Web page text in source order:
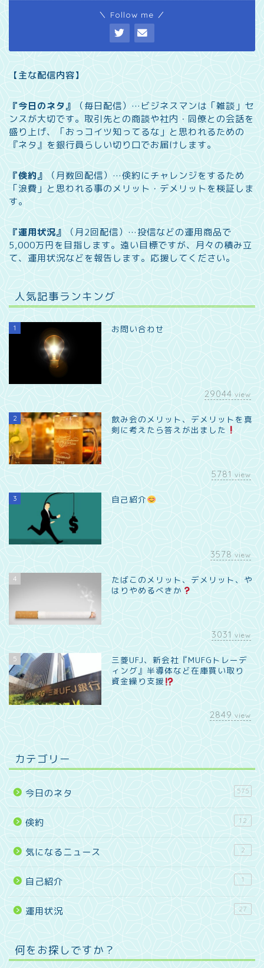
＼ Follow me ／
【主な配信内容】
『今日のネタ』 （毎日配信）… ビジネスマンは「雑談」セ
ンスが大切です。取引先との商談や社内・同僚との会話を
盛り上げ、「おっコイツ知ってるな」と思われるための
『ネタ』を銀行員らしい切り口でお届けします。
『倹約』 （月数回配信）…倹約にチャレンジをするため
「浪費」と思われる事のメリット・デメリットを検証しま
す。
『運用状況』 （月2回配信）…投信などの運用商品で
5,000万円を目指します。遠い目標ですが、月々の積み立
て、運用状況などを報告します。 応援してください。
人気記事ランキング
1 お問い合わせ
29044 view
2
飲み会のメリット、デメリットを真
剣に考えたら答えが出ました
5781 view
3 自己紹介
3578 view
4
たばこのメリット、デメリット、や
はりやめるべきか
3031 view
5
三菱UFJ、新会社『MUFGトレーデ
ィング』半導体など在庫買い取り
資金繰り支援
2849 view
カテゴリー
今日のネタ 575
倹約 12
気になるニュース 2
自己紹介 1
運用状況 27
何をお探しですか？